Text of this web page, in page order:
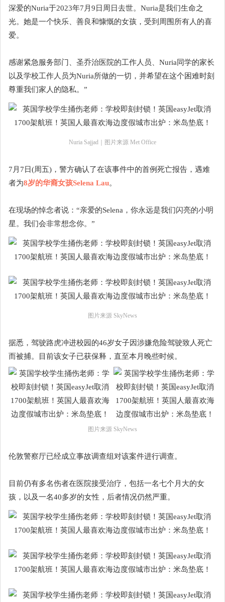
深爱的Nuria于2023年7月9日周日去世。Nuria是我们生命之
光。她是一个快乐、善良和慷慨的女孩，受到周围所有人的喜
爱。
感谢紧急服务部门、圣乔治医院的工作人员、Nuria同学的家长
以及学校工作人员为Nuria所做的一切，并希望在这个困难时刻
尊重我们家人的隐私。”
Nuria Sajjad｜图片来源 Met Office
7月7日(周五)，警方确认了在该事件中的首例死亡报告，遇难
者为8岁的华裔女孩Selena Lau。
在现场的悼念者说：“亲爱的Selena，你永远是我们闪亮的小明
星。我们会非常想念你。”
图片来源 SkyNews
据悉，驾驶路虎冲进校园的46岁女子因涉嫌危险驾驶致人死亡
而被捕。目前该女子已获保释，直至本月晚些时候。
图片来源 SkyNews
伦敦警察厅已经成立事故调查组对该案件进行调查。
目前仍有多名伤者在医院接受治疗，包括一名七个月大的女
孩，以及一名40多岁的女性，后者情况仍然严重。